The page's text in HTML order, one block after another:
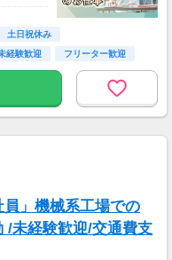
土日祝休み
経験歓迎
フリーター歓迎
員」機械系工場での
/未経験歓迎/交通費支